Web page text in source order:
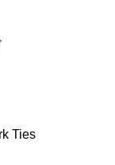
Ties